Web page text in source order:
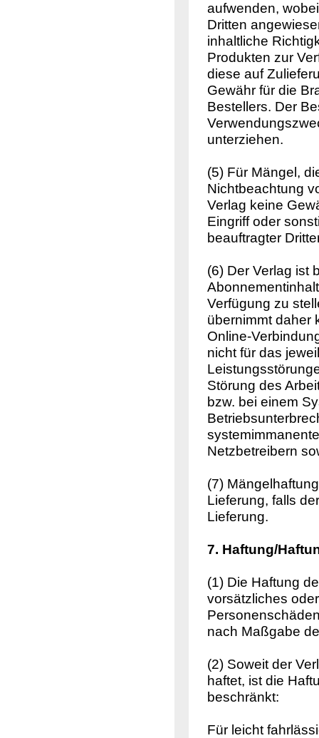
aufwenden,
Dritten
inhaltliche
Produkten zur
diese auf
Gewähr für die
Bestellers. Der
unterziehen.
(5) Für Mängel,
Nichtbeachtung
Verlag keine
Eingriff oder
beauftragter
(6) Der Verlag ist
Verfügung zu
übernimmt daher
Online-
nicht für das
Störung des
bzw. bei einem
Netzbetreibern
(7)
Lieferung, falls
Lieferung.
7. Haftung/
(1) Die Haftung
vorsätzliches
nach Maßgabe
(2) Soweit der
haftet, ist die
beschränkt:
Für leicht